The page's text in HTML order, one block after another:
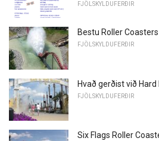
FJÖLSKYLDUFERÐIR
Bestu Roller Coasters
FJÖLSKYLDUFERÐIR
Hvað gerðist við Hard
FJÖLSKYLDUFERÐIR
Six Flags Roller